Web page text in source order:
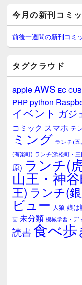
o
o
k
イ
ン
サ
イ
ウ
ィ
ジ
ェ
ア
今月の新刊コミ
前後一週間の新刊コミ
タグクラウド
appleAWS EC-
PHPpython
イベント ガジ
コミック スマホ テ
ミング ランチ(
(有楽町) ランチ(浜松町・三
原) ランチ(
山王・神
王) ランチ(
ビュー 人狼 娘は
画 未分類 機械学習・デ
読書食べ歩